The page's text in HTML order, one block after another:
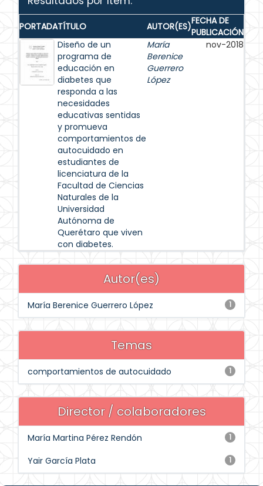
PORTADATÍTULO AUTOR(ES)FECHA DE
PUBLICACIÓN
Diseño de un
programa de
educación en
diabetes que
responda a las
necesidades
educativas sentidas
y promueva
comportamientos de
autocuidado en
estudiantes de
licenciatura de la
Facultad de Ciencias
Naturales de la
Universidad
Autónoma de
Querétaro que viven
con diabetes.
María
Berenice
Guerrero
López
nov-2018
Autor(es)
1
María Berenice Guerrero López
Temas
1
comportamientos de autocuidado
Director / colaboradores
1
María Martina Pérez Rendón
1
Yair García Plata